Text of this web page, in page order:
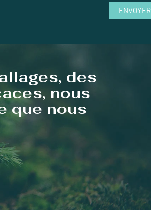
ENVOYER
des
nous
que nous